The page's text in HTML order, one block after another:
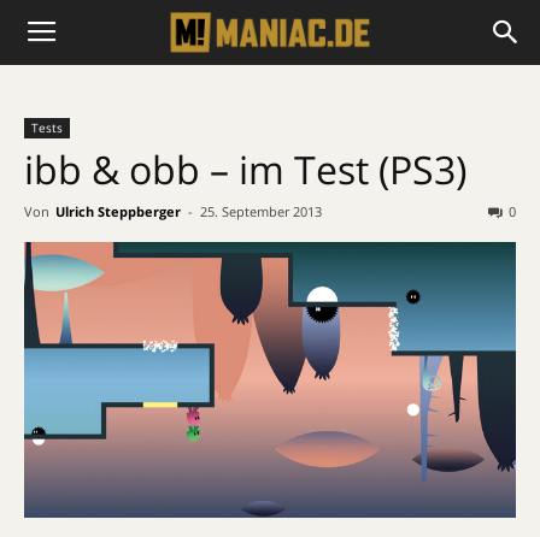
Tests
ibb & obb – im Test (PS3)
Von Ulrich Steppberger - 25. September 2013 0